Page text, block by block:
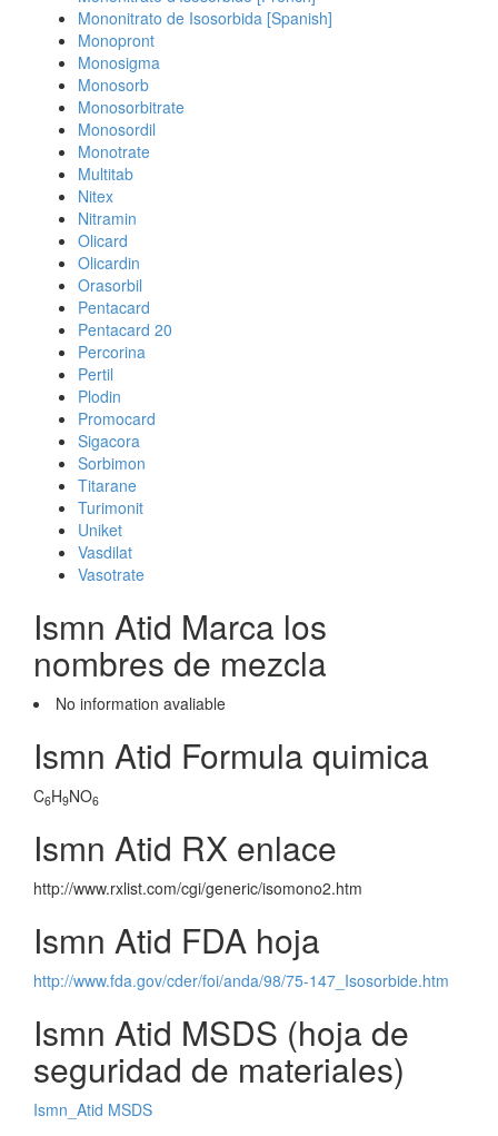
Mononitrato de Isosorbida [Spanish]
Monopront
Monosigma
Monosorb
Monosorbitrate
Monosordil
Monotrate
Multitab
Nitex
Nitramin
Olicard
Olicardin
Orasorbil
Pentacard
Pentacard 20
Percorina
Pertil
Plodin
Promocard
Sigacora
Sorbimon
Titarane
Turimonit
Uniket
Vasdilat
Vasotrate
Ismn Atid Marca los
nombres de mezcla
No information avaliable
Ismn Atid Formula quimica
C6H9NO6
Ismn Atid RX enlace
http://www.rxlist.com/cgi/generic/isomono2.htm
Ismn Atid FDA hoja
http://www.fda.gov/cder/foi/anda/98/75-147_Isosorbide.htm
Ismn Atid MSDS (hoja de
seguridad de materiales)
Ismn_Atid MSDS